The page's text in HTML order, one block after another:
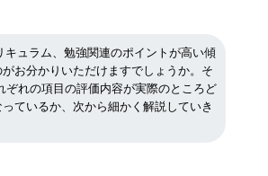
キュラム、勉強関連のポイントが高い傾
お分かりいただけますでしょうか。そ
ぞれの項目の評価内容が実際のところど
ているか、次から細かく解説していき